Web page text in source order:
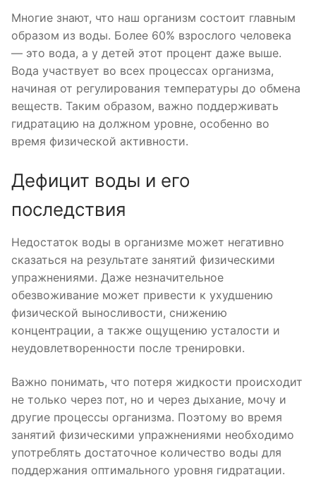
Многие знают, что наш организм состоит главным
образом из воды. Более 60% взрослого человека
— это вода, а у детей этот процент даже выше.
Вода участвует во всех процессах организма,
начиная от регулирования температуры до обмена
веществ. Таким образом, важно поддерживать
гидратацию на должном уровне, особенно во
время физической активности.
Дефицит воды и его
последствия
Недостаток воды в организме может негативно
сказаться на результате занятий физическими
упражнениями. Даже незначительное
обезвоживание может привести к ухудшению
физической выносливости, снижению
концентрации, а также ощущению усталости и
неудовлетворенности после тренировки.
Важно понимать, что потеря жидкости происходит
не только через пот, но и через дыхание, мочу и
другие процессы организма. Поэтому во время
занятий физическими упражнениями необходимо
употреблять достаточное количество воды для
поддержания оптимального уровня гидратации.